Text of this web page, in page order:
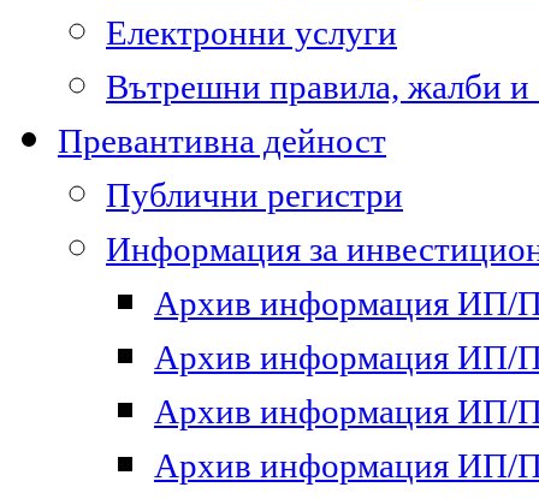
Електронни услуги
Вътрешни правила, жалби и
Превантивна дейност
Публични регистри
Информация за
Архив информация ИП/
Архив информация ИП/
Архив информация ИП/
Архив информация ИП/